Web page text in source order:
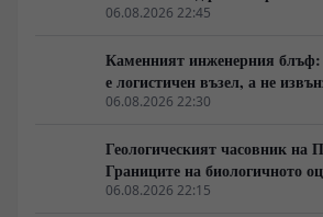
06.08.2026 22:45
Каменният инженерния
е логистичен възел, а не
06.08.2026 22:30
Геологическият часовник на
Границите на биологичното
06.08.2026 22:15